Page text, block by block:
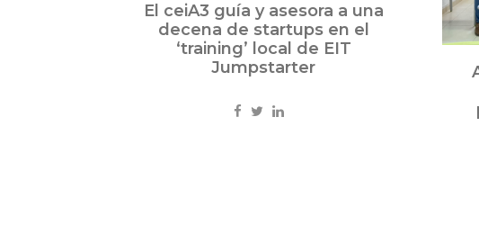
El ceiA3 guía y asesora a una
decena de startups en el
‘training’ local de EIT
Jumpstarter